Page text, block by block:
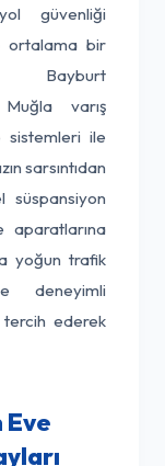
güvenliği
ortalama bir
Bayburt
Muğla varış
sistemleri ile
sarsıntıdan
süspansiyon
yoğun trafik
deneyimli
ederek
Eve